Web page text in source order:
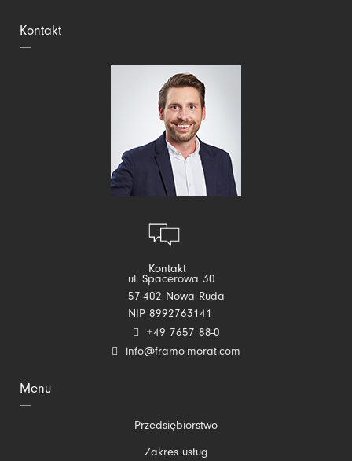
Menu
Przedsiębiorstwo
Zakres usług
Kontakt
Kontakt
ul. Spacerowa 30
57-402 Nowa Ruda
NIP 8992763141
+49 7657 88-0
info@framo-morat.com